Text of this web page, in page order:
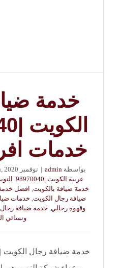
خدمة
خدمات
بواسطةadmin
| نوفمبر 20th, 2020
عربية الكويت |98970040| النوبي للضيافة
خدمة ضيافة بالكويت, افضل
ضيافة رجال الكويت, خدمات
وقهوة رجالي, خدمة ضيافة
ونسائي